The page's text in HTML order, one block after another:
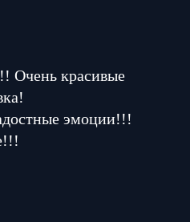
Очень красивые
эмоции!!!